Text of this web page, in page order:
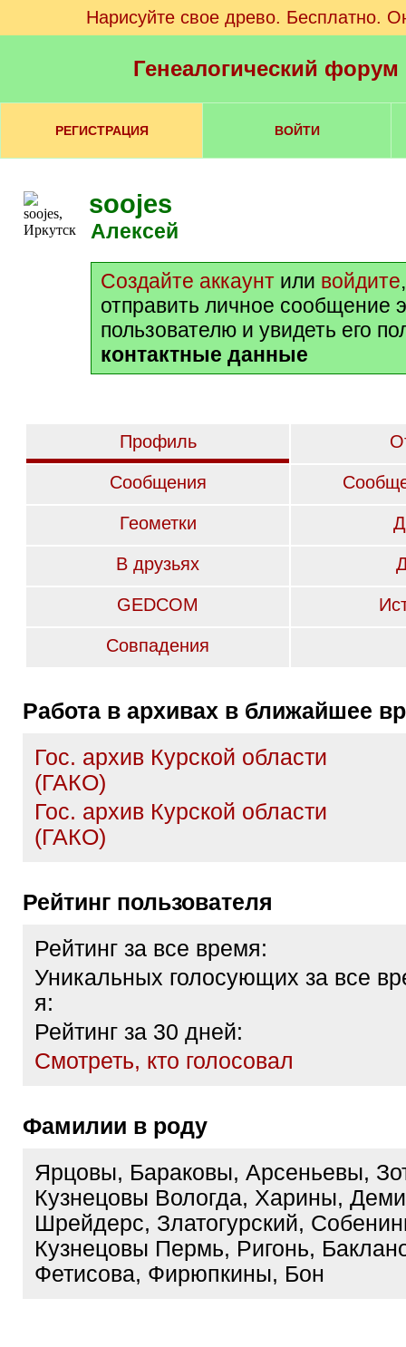
Нарисуйте свое древо. Бесплатно.
Генеалогический
РЕГИСТРАЦИЯ ВОЙТИ
soojes
Алексей
Создайте аккаунт или войдите
отправить личное сообщение
пользователю и увидеть его
контактные данные
Профиль
Сообщения
Геометки
В друзьях
GEDCOM
Совпадения
Работа в архивах в ближайшее
Гос. архив Курской области
(ГАКО)
Гос. архив Курской области
(ГАКО)
Рейтинг пользователя
Рейтинг за все время:
Уникальных голосующих за все
я:
Рейтинг за 30 дней:
Cмотреть, кто голосовал
Фамилии в роду
Ярцовы, Бараковы, Арсеньевы,
Кузнецовы Вологда, Харины,
Шрейдерс, Златогурский,
Кузнецовы Пермь, Ригонь,
Фетисова, Фирюпкины, Бон